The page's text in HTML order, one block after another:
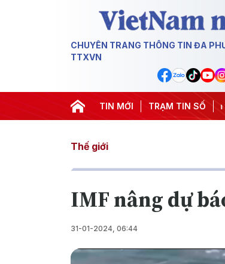
CHUYÊN TRANG THÔNG TIN ĐA
TTXVN
TIN MỚI TRẠM TIN SỐ
#An ninh năng lượng #Bảo vệ nền tảng tư
Thế giới
IMF nâng dự
31-01-2024, 06:44